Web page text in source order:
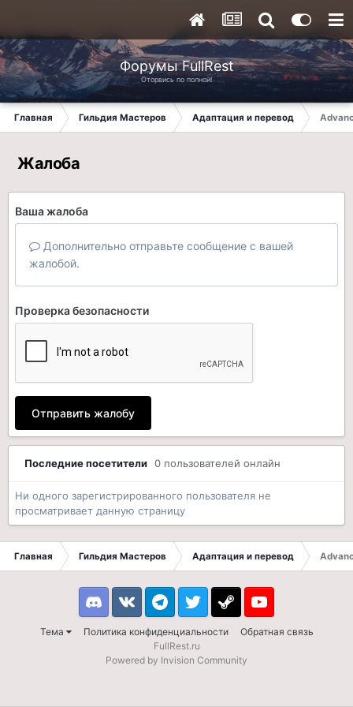
Форумы FullRest
Оторвись по полной!
Главная Гильдия Мастеров Адаптация и перевод
Жалоба
Ваша жалоба
Дополнительно отправьте сообщение с вашей
жалобой.
Проверка безопасности
Отправить жалобу
Последние посетители 0 пользователей онлайн
Ни одного зарегистрированного пользователя не
просматривает данную страницу
Главная Гильдия Мастеров Адаптация и перевод
Тема Политика конфиденциальности Обратная связь
DiscordVK TelegramTwitter Steam Youtube
FullRest.ru
Powered by Invision Community